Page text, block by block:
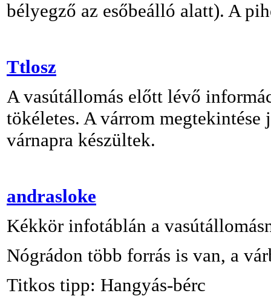
bélyegző az esőbeálló alatt). A
Ttlosz
A vasútállomás előtt lévő
tökéletes. A várrom
várnapra készültek.
andrasloke
Kékkör infotáblán a
Nógrádon több forrás is van, a
Titkos tipp: Hangyás-bérc